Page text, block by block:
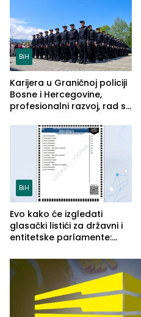
BiH
Karijera u Graničnoj policiji
Bosne i Hercegovine,
profesionalni razvoj, rad sa
služba građanima
BiH
Evo kako će izgledati
glasački listići za državni i
entitetske parlamente:
vidljive na njima